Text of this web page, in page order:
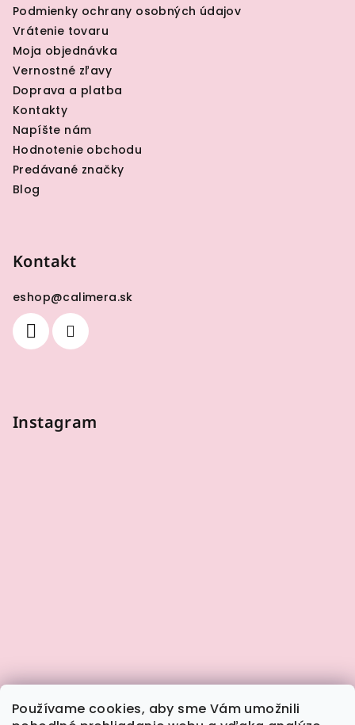
Používame cookies, aby sme Vám umožnili
Podmienky ochrany osobných údajov
Vrátenie tovaru
Moja objednávka
Vernostné zľavy
Doprava a platba
Kontakty
Napíšte nám
Hodnotenie obchodu
Predávané značky
Blog
Kontakt
eshop@calimera.sk
Instagram